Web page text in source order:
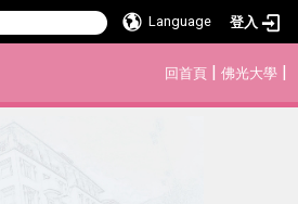
Language 登入
回首頁 | 佛光大學 |